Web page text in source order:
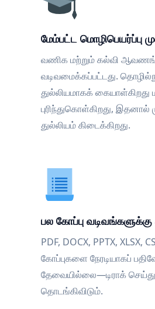
மேம்பட்ட மொழிபெயர்ப்பு
வணிக மற்றும் கல்வி
வடிவமைக்கப்பட்டது.
துல்லியமாகக் கையாள்கிறது
புரிந்துகொள்கிறது, இதனால்
துல்லியம் கிடைக்கிறது.
பல கோப்பு
PDF, DOCX, PPTX, XLSX,
கோப்புகளை நேரடியாகப்
தேவையில்லை—டிராக் செய்து
தொடங்கிவிடும்.